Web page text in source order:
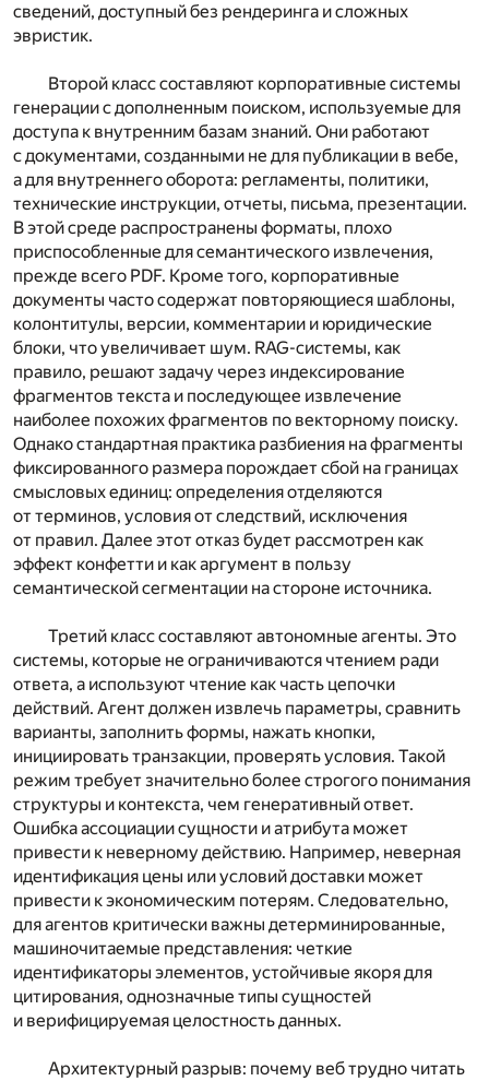
сведений, доступный без рендеринга и сложных
эвристик.
Второй класс составляют корпоративные системы
генерации с дополненным поиском, используемые для
доступа к внутренним базам знаний. Они работают
с документами, созданными не для публикации в вебе,
а для внутреннего оборота: регламенты, политики,
технические инструкции, отчеты, письма, презентации.
В этой среде распространены форматы, плохо
приспособленные для семантического извлечения,
прежде всего PDF. Кроме того, корпоративные
документы часто содержат повторяющиеся шаблоны,
колонтитулы, версии, комментарии и юридические
блоки, что увеличивает шум. RAG-системы, как
правило, решают задачу через индексирование
фрагментов текста и последующее извлечение
наиболее похожих фрагментов по векторному поиску.
Однако стандартная практика разбиения на фрагменты
фиксированного размера порождает сбой на границах
смысловых единиц: определения отделяются
от терминов, условия от следствий, исключения
от правил. Далее этот отказ будет рассмотрен как
эффект конфетти и как аргумент в пользу
семантической сегментации на стороне источника.
Третий класс составляют автономные агенты. Это
системы, которые не ограничиваются чтением ради
ответа, а используют чтение как часть цепочки
действий. Агент должен извлечь параметры, сравнить
варианты, заполнить формы, нажать кнопки,
инициировать транзакции, проверять условия. Такой
режим требует значительно более строгого понимания
структуры и контекста, чем генеративный ответ.
Ошибка ассоциации сущности и атрибута может
привести к неверному действию. Например, неверная
идентификация цены или условий доставки может
привести к экономическим потерям. Следовательно,
для агентов критически важны детерминированные,
машиночитаемые представления: четкие
идентификаторы элементов, устойчивые якоря для
цитирования, однозначные типы сущностей
и верифицируемая целостность данных.
Архитектурный разрыв: почему веб трудно читать